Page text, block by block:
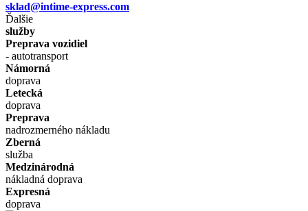
sklad@intime-express.com
Ďalšie
služby
Preprava vozidiel
- autotransport
Námorná
doprava
Letecká
doprava
Preprava
nadrozmerného nákladu
Zberná
služba
Medzinárodná
nákladná doprava
Expresná
doprava